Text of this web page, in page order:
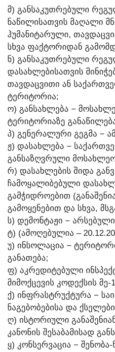
Მ) ᲒᲐᲜᲡᲐᲙᲣᲗᲠᲔᲑᲣᲚᲘ
ᲜᲐᲬᲘᲚᲘᲡᲐᲗᲕᲘᲡ ᲛᲐᲦᲐᲚᲘ
ᲰᲣᲛᲐᲜᲘᲢᲐᲠᲣᲚᲘ,
ᲡᲮᲕᲐ ᲤᲐᲥᲢᲝᲠᲘᲓᲐᲜ
Ნ) ᲒᲐᲜᲡᲐᲙᲣᲗᲠᲔᲑᲣᲚᲘ
ᲓᲐᲡᲐᲮᲚᲔᲑᲘᲡᲐᲗᲕᲘᲡ
ᲗᲐᲕᲓᲐᲪᲕᲘᲗᲘ ᲐᲜ
ᲢᲔᲠᲘᲢᲝᲠᲘᲐ;
Ო) ᲒᲐᲜᲡᲐᲮᲚᲔᲑᲐ −
ᲢᲔᲠᲘᲢᲝᲠᲘᲐᲖᲔ
Პ) ᲒᲔᲜᲔᲠᲐᲚᲣᲠᲘ ᲒᲔᲒᲛᲐ −
Ჟ) ᲓᲐᲡᲐᲮᲚᲔᲑᲐ −
ᲒᲐᲜᲡᲐᲖᲦᲕᲠᲣᲚᲘ
Რ) ᲓᲐᲡᲐᲮᲚᲔᲑᲘᲡ ᲨᲘᲓᲐ
ᲩᲐᲛᲝᲧᲐᲚᲘᲑᲔᲑᲣᲚᲘ
ᲒᲐᲛᲭᲘᲓᲠᲝᲔᲑᲘᲗ
ᲒᲐᲛᲝᲧᲔᲜᲔᲑᲘᲗ ᲓᲐ ᲡᲮᲕᲐ,
Ს) ᲓᲔᲛᲝᲜᲢᲐᲟᲘ −
Ტ) (ᲐᲛᲝᲦᲔᲑᲣᲚᲘᲐ –
Უ) ᲘᲜᲡᲝᲚᲐᲪᲘᲐ −
ᲒᲐᲜᲐᲗᲔᲑᲐ;
Ფ) ᲐᲙᲠᲔᲓᲘᲢᲔᲑᲣᲚᲘ
ᲛᲘᲛᲝᲥᲪᲔᲕᲘᲡ ᲙᲝᲓᲔᲥᲡᲘᲡ
Ქ) ᲘᲜᲤᲠᲐᲡᲢᲠᲣᲥᲢᲣᲠᲐ −
ᲜᲐᲒᲔᲑᲝᲑᲔᲑᲘᲡᲐ ᲓᲐ
Ღ) ᲘᲡᲢᲝᲠᲘᲣᲚᲘ
ᲙᲐᲜᲝᲜᲘᲡ ᲨᲔᲡᲐᲑᲐᲛᲘᲡᲐᲓ
Ყ) ᲙᲝᲜᲡᲔᲠᲕᲐᲪᲘᲐ −